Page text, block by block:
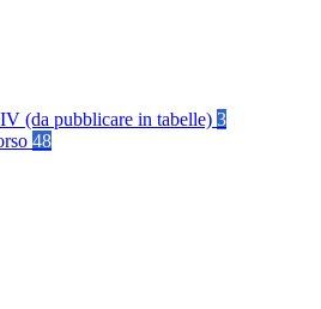
(da pubblicare in tabelle) 3
48